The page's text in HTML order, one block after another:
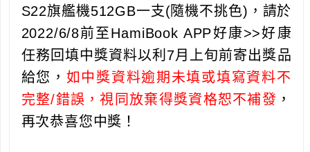
S22旗艦機512GB一支(隨機不挑色)， 請於
2022/6/8前至HamiBook APP好康>>好康
任務回填中獎資料以利7月上旬前寄出獎品
給您 ， 如中獎資料逾期未填或填寫資料不
完整/錯誤，視同放棄得獎資格恕不補發 ，
再次恭喜您中獎！